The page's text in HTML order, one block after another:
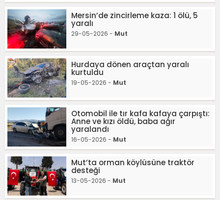
Mersin’de zincirleme kaza: 1 ölü, 5
yaralı
29-05-2026 - Mut
Hurdaya dönen araçtan yaralı
kurtuldu
19-05-2026 - Mut
Otomobil ile tır kafa kafaya çarpıştı:
Anne ve kızı öldü, baba ağır
yaralandı
16-05-2026 - Mut
Mut’ta orman köylüsüne traktör
desteği
13-05-2026 - Mut